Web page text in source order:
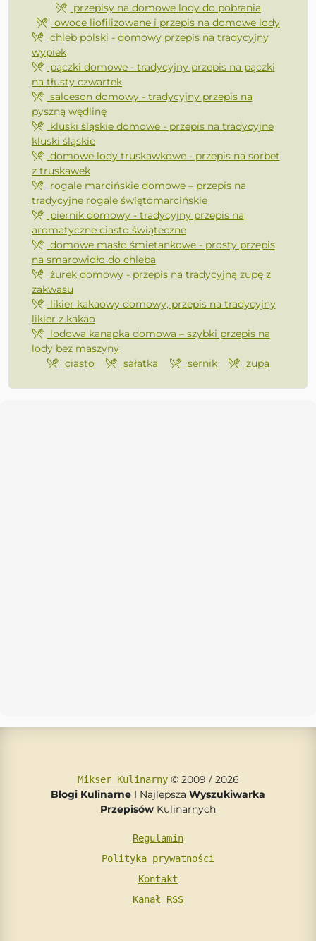
przepisy na domowe lody do pobrania
owoce liofilizowane i przepis na domowe lody
chleb polski - domowy przepis na tradycyjny
wypiek
pączki domowe - tradycyjny przepis na pączki
na tłusty czwartek
salceson domowy - tradycyjny przepis na
pyszną wędlinę
kluski śląskie domowe - przepis na tradycyjne
kluski śląskie
domowe lody truskawkowe - przepis na sorbet
z truskawek
rogale marcińskie domowe – przepis na
tradycyjne rogale świętomarcińskie
piernik domowy - tradycyjny przepis na
aromatyczne ciasto świąteczne
domowe masło śmietankowe - prosty przepis
na smarowidło do chleba
żurek domowy - przepis na tradycyjną zupę z
zakwasu
likier kakaowy domowy, przepis na tradycyjny
likier z kakao
lodowa kanapka domowa – szybki przepis na
lody bez maszyny
ciasto
sałatka sernik zupa
Mikser Kulinarny© 2009 / 2026
Blogi Kulinarne I Najlepsza Wyszukiwarka
Przepisów Kulinarnych
Regulamin
Polityka prywatności
Kontakt
Kanał RSS